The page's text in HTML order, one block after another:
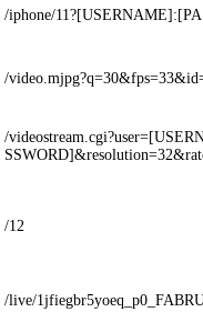
/iphone/
/
/
/12
/live/